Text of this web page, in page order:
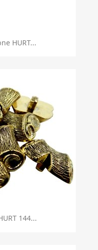
HURT...
144...